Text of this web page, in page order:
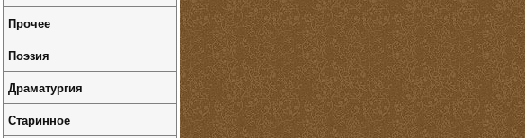
Прочее
Поэзия
Драматургия
Старинное